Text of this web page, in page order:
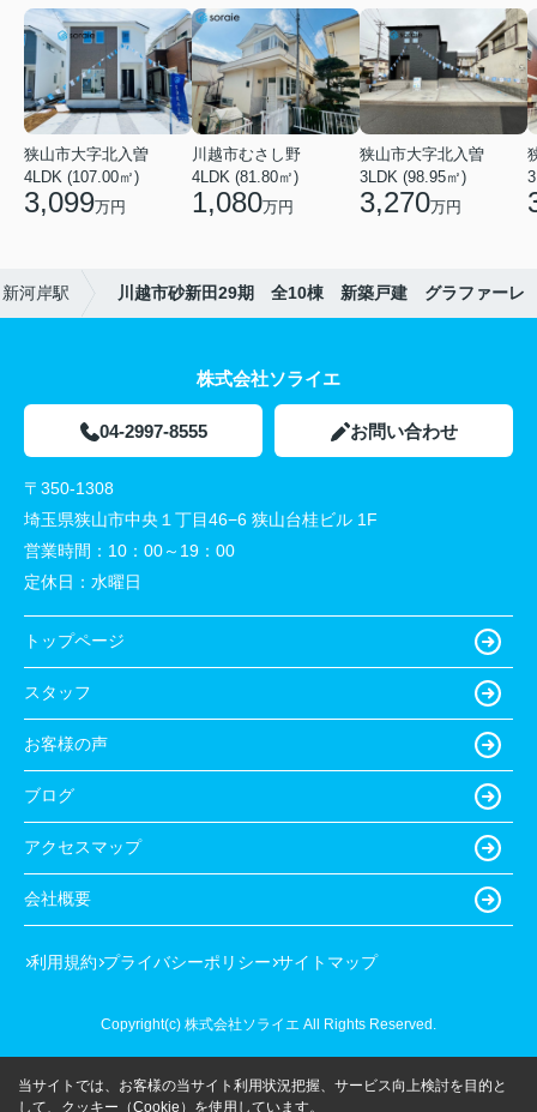
狭山市大字北入曽
4LDK (107.00㎡)
3,099万円
川越市むさし野
4LDK (81.80㎡)
1,080万円
狭山市大字北入曽
3LDK (98.95㎡)
3,270万円
新河岸駅 川越市砂新田29期 全10棟 新築戸建 グラファーレ
株式会社ソライエ
04-2997-8555 お問い合わせ
〒350-1308
埼玉県狭山市中央１丁目46−6 狭山台桂ビル 1F
営業時間： 10：00～19：00
定休日： 水曜日
トップページ
スタッフ
お客様の声
ブログ
アクセスマップ
会社概要
利用規約 プライバシーポリシー サイトマップ
Copyright(c) 株式会社ソライエ All Rights Reserved.
当サイトでは、お客様の当サイト利用状況把握、サービス向上検討を目的と
して、クッキー（Cookie）を使用しています。